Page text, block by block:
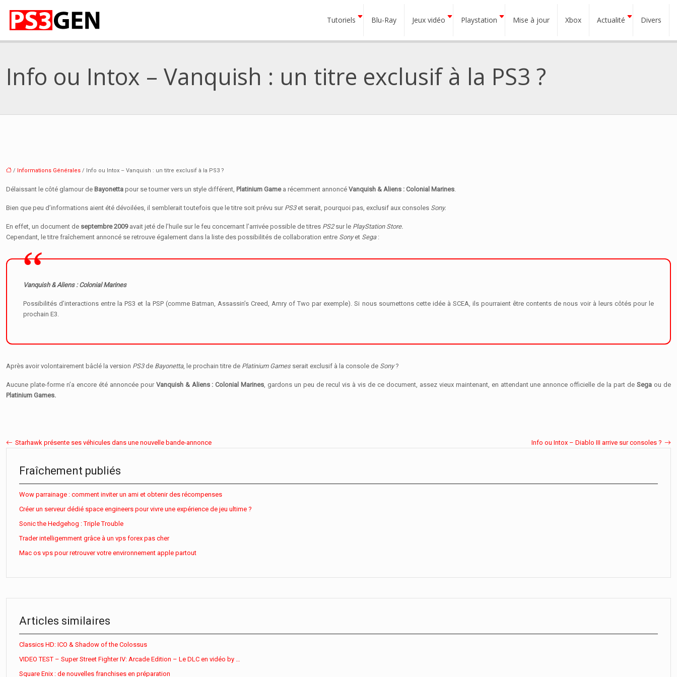
Tutoriels Blu-Ray Jeux vidéo Playstation Mise à jour Xbox Actualité Divers
Info ou Intox – Vanquish : un titre exclusif à la PS3 ?
/ Informations Générales / Info ou Intox – Vanquish : un titre exclusif à la PS3 ?
Délaissant le côté glamour de Bayonetta pour se tourner vers un style différent, Platinium Game a récemment annoncé Vanquish & Aliens : Colonial Marines.
Bien que peu d’informations aient été dévoilées, il semblerait toutefois que le titre soit prévu sur PS3et serait, pourquoi pas, exclusif aux consoles Sony.
En effet, un document de septembre 2009avait jeté de l’huile sur le feu concernant l’arrivée possible de titres PS2sur le PlayStation Store.
Cependant, le titre fraîchement annoncé se retrouve également dans la liste des possibilités de collaboration entre Sonyet Sega:
Vanquish & Aliens : Colonial Marines
Possibilités d’interactions entre la PS3 et la PSP (comme Batman, Assassin’s Creed, Amry of Two par exemple). Si nous soumettons cette idée à SCEA, ils pourraient être contents de nous voir à leurs côtés pour le
prochain E3.
Après avoir volontairement bâclé la version PS3de Bayonetta, le prochain titre de Platinium Gamesserait exclusif à la console de Sony?
Aucune plate-forme n’a encore été annoncée pour Vanquish & Aliens : Colonial Marines, gardons un peu de recul vis à vis de ce document, assez vieux maintenant, en attendant une annonce officielle de la part deSega ou de
Platinium Games.
Starhawk présente ses véhicules dans une nouvelle bande-annonce Info ou Intox – Diablo III arrive sur consoles ?
Fraîchement publiés
Wow parrainage : comment inviter un ami et obtenir des récompenses
Créer un serveur dédié space engineers pour vivre une expérience de jeu ultime ?
Sonic the Hedgehog : Triple Trouble
Trader intelligemment grâce à un vps forex pas cher
Mac os vps pour retrouver votre environnement apple partout
Articles similaires
Classics HD: ICO & Shadow of the Colossus
VIDEO TEST – Super Street Fighter IV: Arcade Edition – Le DLC en vidéo by …
Square Enix : de nouvelles franchises en préparation